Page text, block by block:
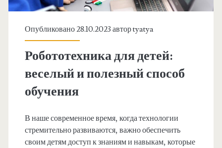
Опубликовано 28.10.2023 авторtyatya
Робототехника для детей:
веселый и полезный способ
обучения
В наше современное время, когда технологии
стремительно развиваются, важно обеспечить
своим детям доступ к знаниям и навыкам, которые